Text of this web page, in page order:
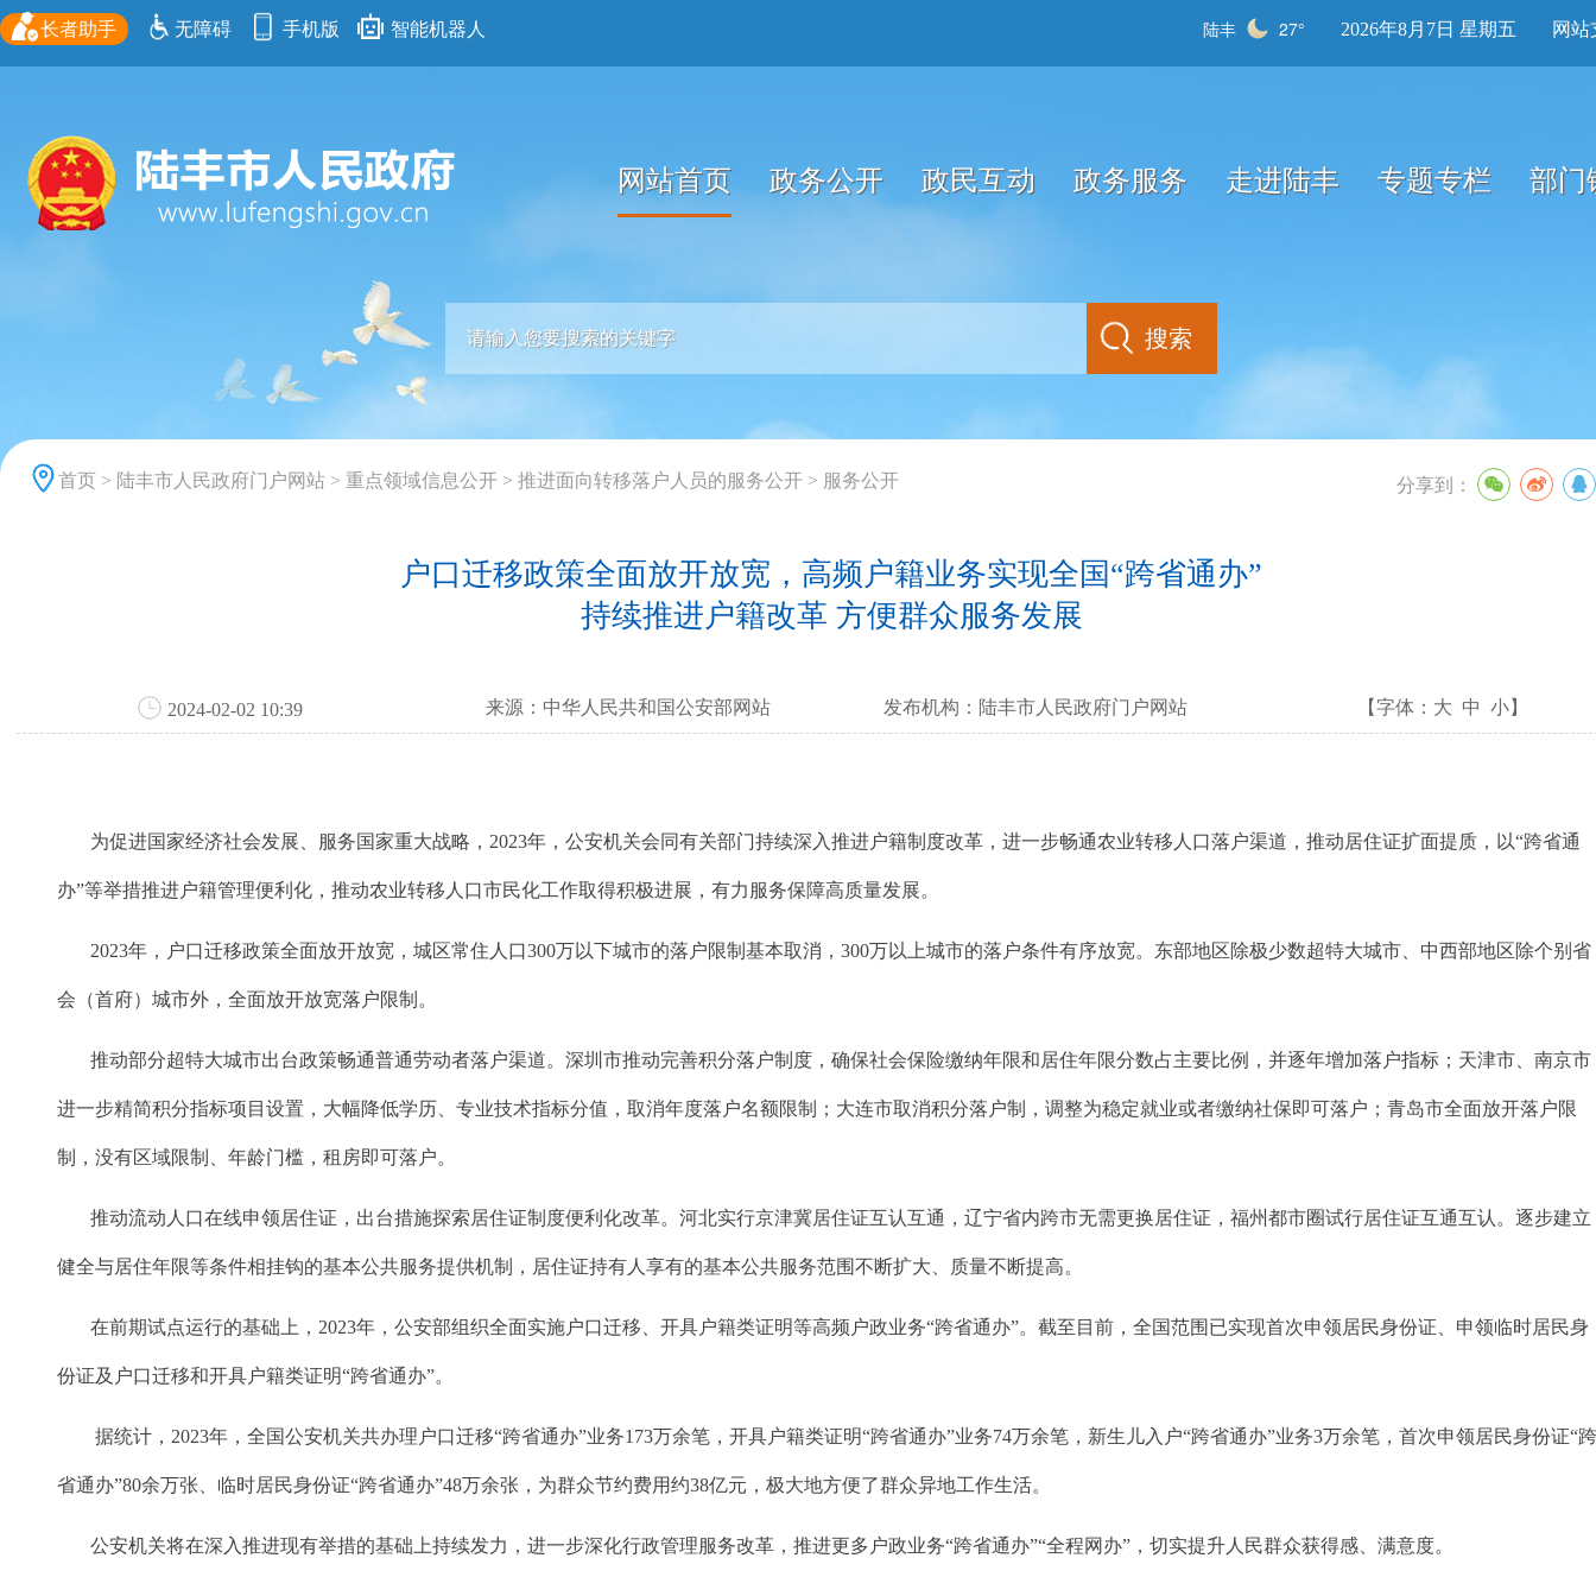
长者助手 无障碍 手机版 智能机器人 陆丰 27° 2026年8月7日 星期五 网站
网站首页 政务公开 政民互动 政务服务 走进陆丰 专题专栏 部门
首页 > 陆丰市人民政府门户网站 > 重点领域信息公开 > 推进面向转移落户人员的服务公开 > 服务公开 分享到：
户口迁移政策全面放开放宽，高频户籍业务实现全国“跨省通办”
持续推进户籍改革 方便群众服务发展
2024-02-02 10:39 来源： 中华人民共和国公安部网站 发布机构： 陆丰市人民政府门户网站 【字体： 大 中 小】
为促进国家经济社会发展、服务国家重大战略，2023年，公安机关会同有关部门持续深入推进户籍制度改革，进一步畅通农业转移人口落户渠道，推动居住证扩面提质，以“跨省通
办”等举措推进户籍管理便利化，推动农业转移人口市民化工作取得积极进展，有力服务保障高质量发展。
2023年，户口迁移政策全面放开放宽，城区常住人口300万以下城市的落户限制基本取消，300万以上城市的落户条件有序放宽。东部地区除极少数超特大城市、中西部地区除个别省
会（首府）城市外，全面放开放宽落户限制。
推动部分超特大城市出台政策畅通普通劳动者落户渠道。深圳市推动完善积分落户制度，确保社会保险缴纳年限和居住年限分数占主要比例，并逐年增加落户指标；天津市、南京市
进一步精简积分指标项目设置，大幅降低学历、专业技术指标分值，取消年度落户名额限制；大连市取消积分落户制，调整为稳定就业或者缴纳社保即可落户；青岛市全面放开落户限
制，没有区域限制、年龄门槛，租房即可落户。
推动流动人口在线申领居住证，出台措施探索居住证制度便利化改革。河北实行京津冀居住证互认互通，辽宁省内跨市无需更换居住证，福州都市圈试行居住证互通互认。逐步建立
健全与居住年限等条件相挂钩的基本公共服务提供机制，居住证持有人享有的基本公共服务范围不断扩大、质量不断提高。
在前期试点运行的基础上，2023年，公安部组织全面实施户口迁移、开具户籍类证明等高频户政业务“跨省通办”。截至目前，全国范围已实现首次申领居民身份证、申领临时居民身
份证及户口迁移和开具户籍类证明“跨省通办”。
据统计，2023年，全国公安机关共办理户口迁移“跨省通办”业务173万余笔，开具户籍类证明“跨省通办”业务74万余笔，新生儿入户“跨省通办”业务3万余笔，首次申领居民身份证“
省通办”80余万张、临时居民身份证“跨省通办”48万余张，为群众节约费用约38亿元，极大地方便了群众异地工作生活。
公安机关将在深入推进现有举措的基础上持续发力，进一步深化行政管理服务改革，推进更多户政业务“跨省通办”“全程网办”，切实提升人民群众获得感、满意度。